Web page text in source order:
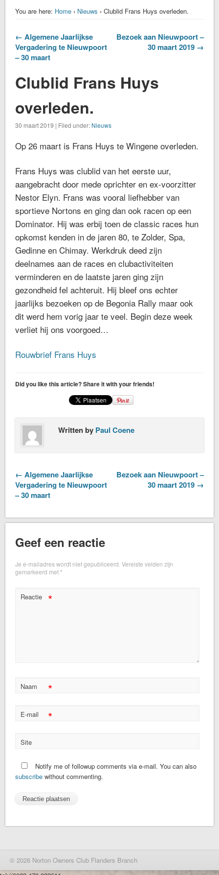
You are here: Home › Nieuws › Clublid Frans Huys overleden.
← Algemene Jaarlijkse
Vergadering te Nieuwpoort
– 30 maart
Bezoek aan Nieuwpoort –
30 maart 2019 →
Clublid Frans Huys
overleden.
30 maart 2019 | Filed under: Nieuws
Op 26 maart is Frans Huys te Wingene overleden.
Frans Huys was clublid van het eerste uur,
aangebracht door mede oprichter en ex-voorzitter
Nestor Elyn. Frans was vooral liefhebber van
sportieve Nortons en ging dan ook racen op een
Dominator. Hij was erbij toen de classic races hun
opkomst kenden in de jaren 80, te Zolder, Spa,
Gedinne en Chimay. Werkdruk deed zijn
deelnames aan de races en clubactiviteiten
verminderen en de laatste jaren ging zijn
gezondheid fel achteruit. Hij bleef ons echter
jaarlijks bezoeken op de Begonia Rally maar ook
dit werd hem vorig jaar te veel. Begin deze week
verliet hij ons voorgoed…
Rouwbrief Frans Huys
Did you like this article? Share it with your friends!
Written by Paul Coene
← Algemene Jaarlijkse
Vergadering te Nieuwpoort
– 30 maart
Bezoek aan Nieuwpoort –
30 maart 2019 →
Geef een reactie
Je e-mailadres wordt niet gepubliceerd. Vereiste velden zijn
gemarkeerd met*
Reactie *
Naam *
E-mail *
Site
Notify me of followup comments via e-mail. You can also
subscribe without commenting.
© 2026 Norton Owners Club Flanders Branch